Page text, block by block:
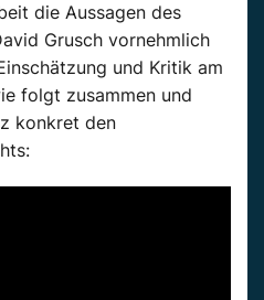
die Aussagen des
Grusch vornehmlich
und Kritik am
folgt zusammen und
konkret den